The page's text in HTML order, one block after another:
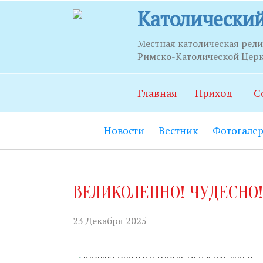
Местная католическая
Римско-Католической
Главная Приход
Новости Вестник
ВЕЛИКОЛЕПНО!
23 Декабря 2025
Часы
Храм:
Часовня
21.00.
06.00 до
Секретариат: